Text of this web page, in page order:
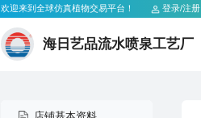
欢迎来到全球仿真植物交易平台！ 登录/注册
海日艺品流水喷泉工艺厂